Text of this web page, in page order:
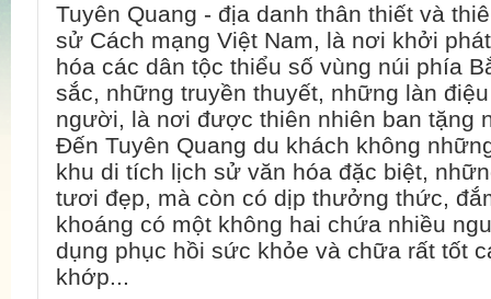
Tuyên Quang - địa danh thân thiết và
sử Cách mạng Việt Nam, là nơi khởi
hóa các dân tộc thiểu số vùng núi phía
sắc, những truyền thuyết, những làn
người, là nơi được thiên nhiên ban tặng
Đến Tuyên Quang du khách không
khu di tích lịch sử văn hóa đặc biệt,
tươi đẹp, mà còn có dịp thưởng thức,
khoáng có một không hai chứa nhiều
dụng phục hồi sức khỏe và chữa rất tốt
khớp...